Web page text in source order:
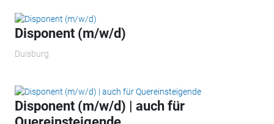
Disponent (m/w/d)
Duisburg
Disponent (m/w/d) | auch für